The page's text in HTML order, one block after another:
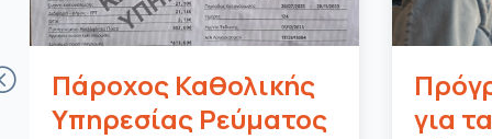
Πάροχος Καθολικής
Υπηρεσίας Ρεύματος
για